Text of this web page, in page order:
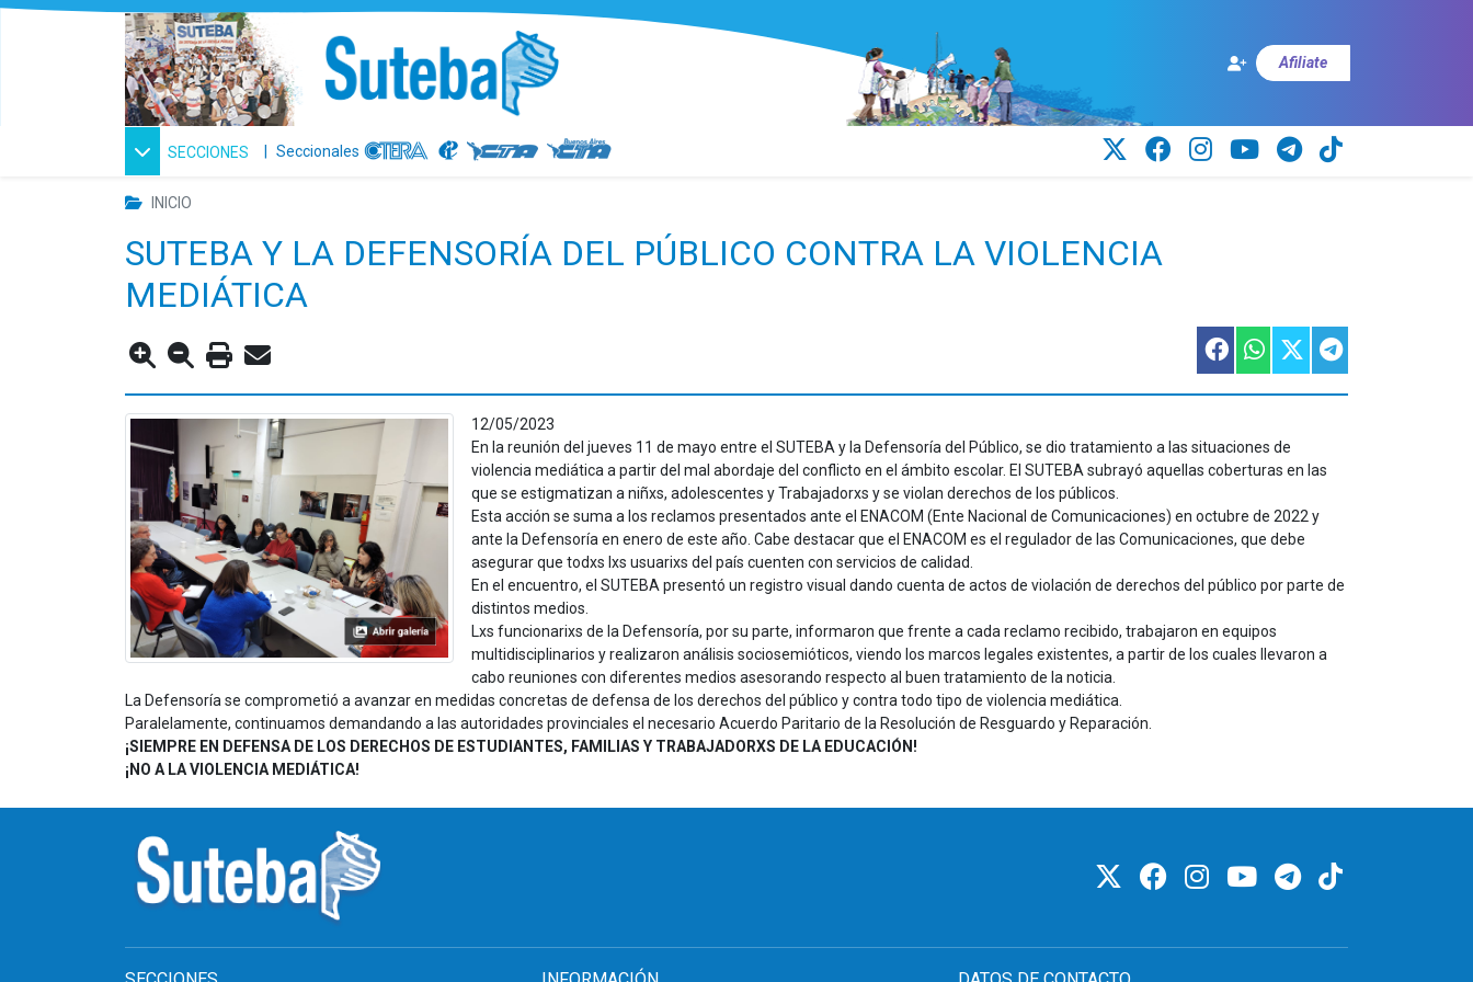
Afiliate
SECCIONES | Seccionales
INICIO
SUTEBA Y LA DEFENSORÍA DEL PÚBLICO CONTRA LA VIOLENCIA
MEDIÁTICA
12/05/2023
En la reunión del jueves 11 de mayo entre el SUTEBA y la Defensoría del Público, se dio tratamiento a las situaciones de
violencia mediática a partir del mal abordaje del conflicto en el ámbito escolar. El SUTEBA subrayó aquellas coberturas en las
que se estigmatizan a niñxs, adolescentes y Trabajadorxs y se violan derechos de los públicos.
Esta acción se suma a los reclamos presentados ante el ENACOM (Ente Nacional de Comunicaciones) en octubre de 2022 y
ante la Defensoría en enero de este año. Cabe destacar que el ENACOM es el regulador de las Comunicaciones, que debe
asegurar que todxs lxs usuarixs del país cuenten con servicios de calidad.
En el encuentro, el SUTEBA presentó un registro visual dando cuenta de actos de violación de derechos del público por parte de
distintos medios.
Lxs funcionarixs de la Defensoría, por su parte, informaron que frente a cada reclamo recibido, trabajaron en equipos
multidisciplinarios y realizaron análisis sociosemióticos, viendo los marcos legales existentes, a partir de los cuales llevaron a
cabo reuniones con diferentes medios asesorando respecto al buen tratamiento de la noticia.
La Defensoría se comprometió a avanzar en medidas concretas de defensa de los derechos del público y contra todo tipo de violencia mediática.
Paralelamente, continuamos demandando a las autoridades provinciales el necesario Acuerdo Paritario de la Resolución de Resguardo y Reparación.
¡SIEMPRE EN DEFENSA DE LOS DERECHOS DE ESTUDIANTES, FAMILIAS Y TRABAJADORXS DE LA EDUCACIÓN!
¡NO A LA VIOLENCIA MEDIÁTICA!